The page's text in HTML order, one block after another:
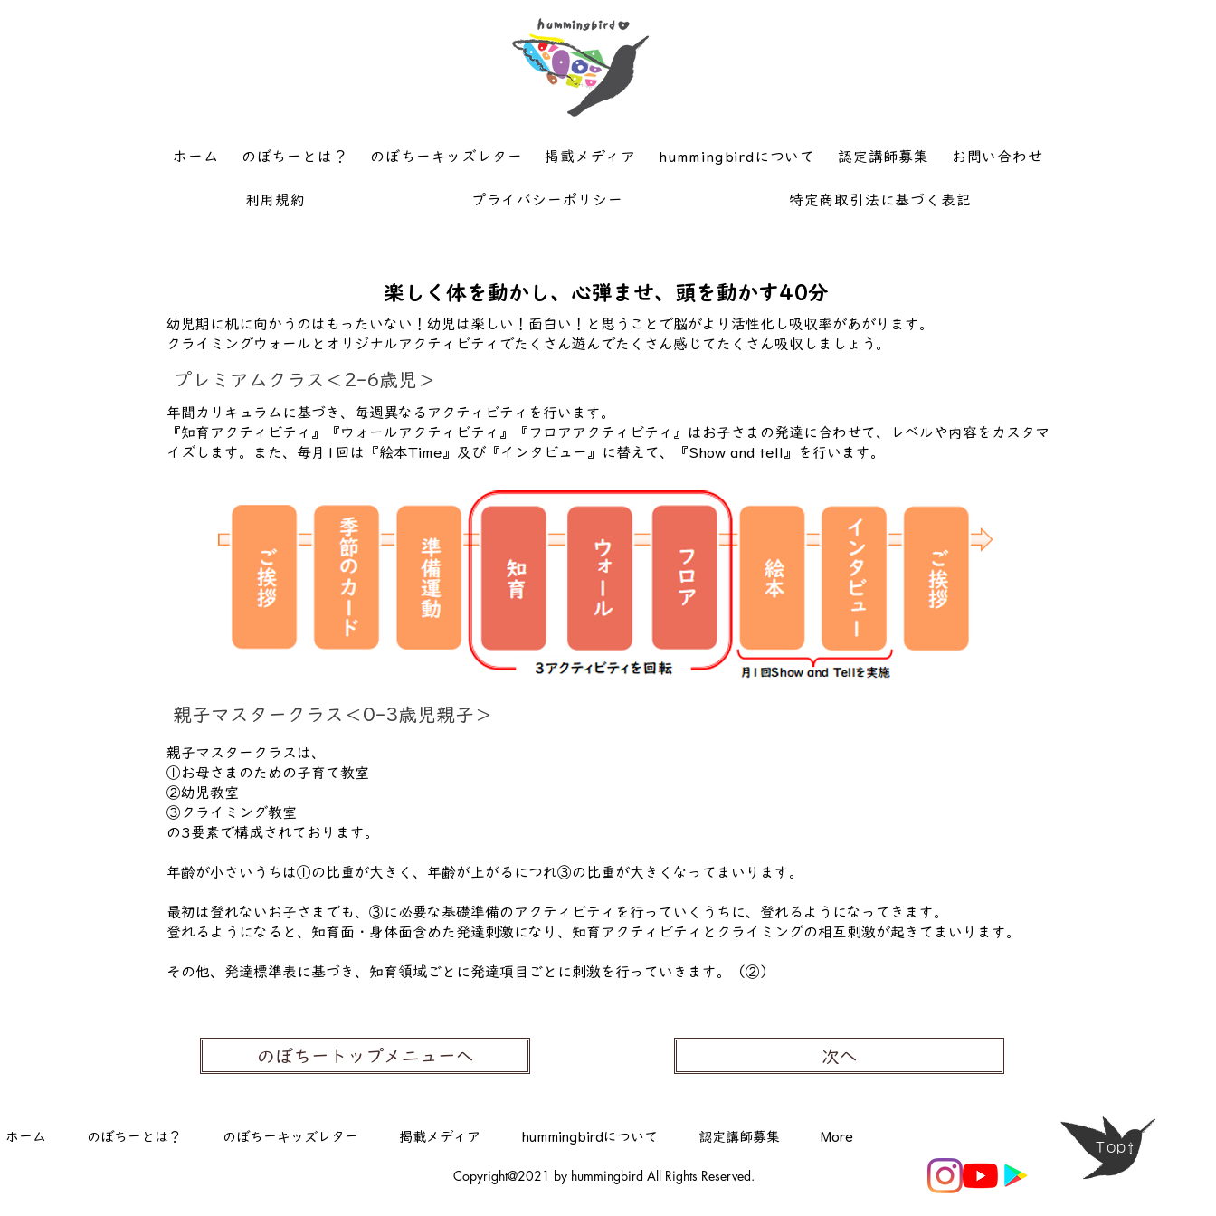
ホーム のぼちーとは？ のぼちーキッズレター 掲載メディア hummingbirdについて 認定講師募集 お問い合わせ
利用規約 プライバシーポリシー 特定商取引法に基づく表記
楽しく体を動かし、心弾ませ、頭を動かす40分
幼児期に机に向かうのはもったいない！幼児は楽しい！面白い！と思うことで脳がより活性化し吸収率があがります。
クライミングウォールとオリジナルアクティビティでたくさん遊んでたくさん感じてたくさん吸収しましょう。
プレミアムクラス＜2-6歳児＞
年間カリキュラムに基づき、毎週異なるアクティビティを行います。
『知育アクティビティ』『ウォールアクティビティ』『フロアアクティビティ』はお子さまの発達に合わせて、レベルや内容をカスタマ
イズします。また、毎月1回は『絵本Time』及び『インタビュー』に替えて、『Show and tell』を行います。
親子マスタークラス＜0-3歳児親子＞
親子マスタークラスは、
①お母さまのための子育て教室
②幼児教室
③クライミング教室
の3要素で構成されております。
年齢が小さいうちは①の比重が大きく、年齢が上がるにつれ③の比重が大きくなってまいります。
最初は登れないお子さまでも、③に必要な基礎準備のアクティビティを行っていくうちに、登れるようになってきます。
登れるようになると、知育面・身体面含めた発達刺激になり、知育アクティビティとクライミングの相互刺激が起きてまいります。
その他、発達標準表に基づき、知育領域ごとに発達項目ごとに刺激を行っていきます。（②）
のぼちートップメニューへ 次へ
ホーム のぼちーとは？ のぼちーキッズレター 掲載メディア hummingbirdについて 認定講師募集 More
Copyright@2021 by hummingbird All Rights Reserved.
Top⇧